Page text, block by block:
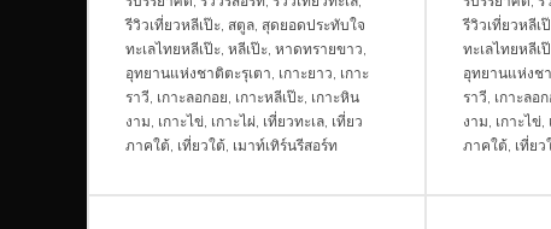
รีวิวเที่ยวหลีเป๊ะ สตูล สุดยอดประทับใจ
ทะเลไทยหลีเป๊ะ หลีเป๊ะ หาดทรายขาว
อุทยานแห่งชาติตะรุเตา เกาะยาว เกาะ
ราวี เกาะลอกอย เกาะหลีเป๊ะ เกาะหิน
งาม เกาะไข่ เกาะไผ่ เที่ยวทะเล เที่ยว
ภาคใต้ เที่ยวใต้ เมาท์เทิร์นรีสอร์ท
รีวิวเที่ยวหลีเ
ทะเลไทยหลีเ
อุทยานแห่งช
ราวี เกาะลอ
งาม เกาะไข่
ภาคใต้, เที่ยว